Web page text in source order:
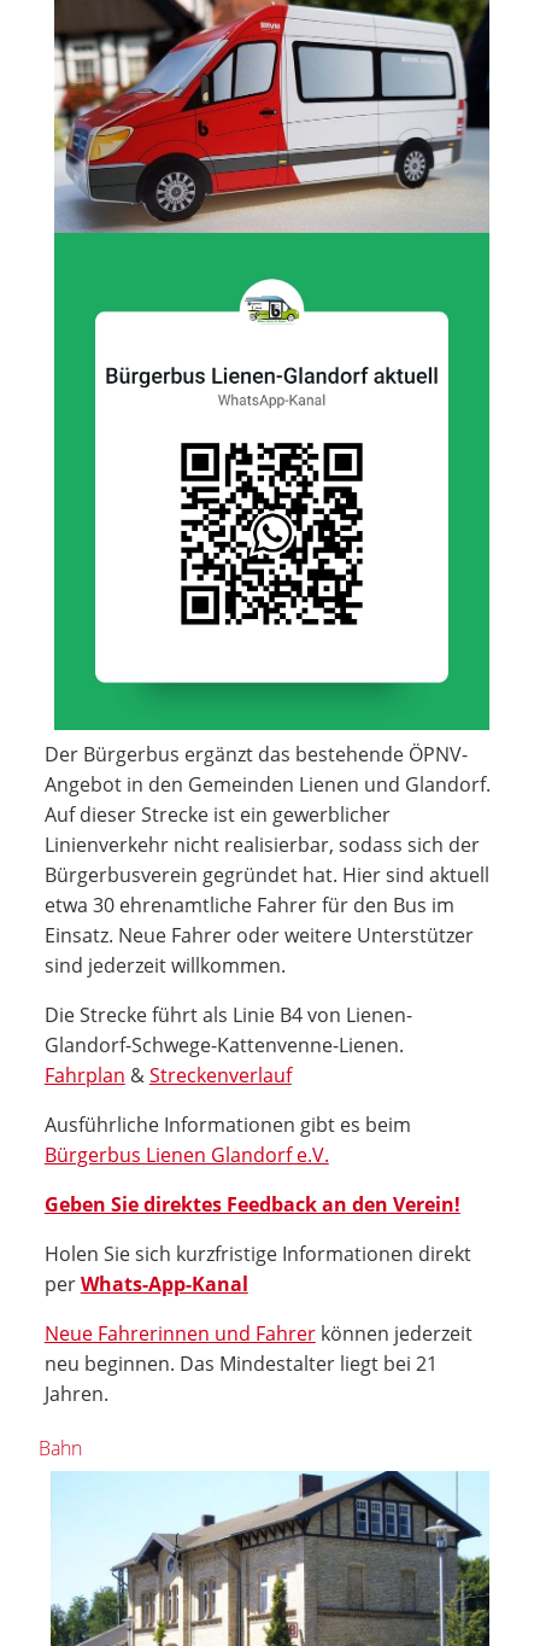
Der Bürgerbus ergänzt das bestehende ÖPNV-
Angebot in den Gemeinden Lienen und Glandorf.
Auf dieser Strecke ist ein gewerblicher
Linienverkehr nicht realisierbar, sodass sich der
Bürgerbusverein gegründet hat. Hier sind aktuell
etwa 30 ehrenamtliche Fahrer für den Bus im
Einsatz. Neue Fahrer oder weitere Unterstützer
sind jederzeit willkommen.
Die Strecke führt als Linie B4 von Lienen-
Glandorf-Schwege-Kattenvenne-Lienen.
Fahrplan &Streckenverlauf
Ausführliche Informationen gibt es beim
Bürgerbus Lienen Glandorf e.V.
Geben Sie direktes Feedback an den Verein!
Holen Sie sich kurzfristige Informationen direkt
perWhats-App-Kanal
Neue Fahrerinnen und Fahrerkönnen jederzeit
neu beginnen. Das Mindestalter liegt bei 21
Jahren.
Bahn